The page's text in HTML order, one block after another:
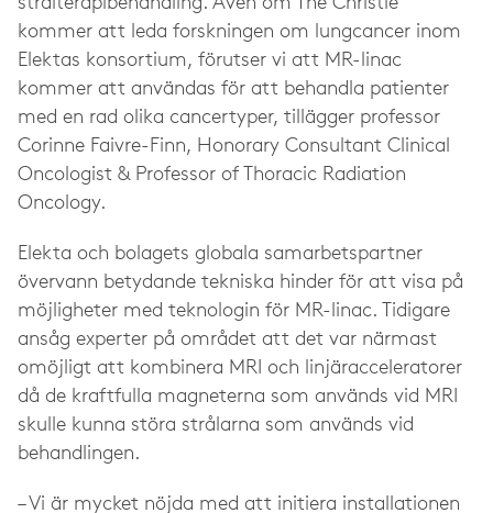
kommer att leda forskningen om lungcancer inom
Elektas konsortium, förutser vi att MR-linac
kommer att användas för att behandla patienter
med en rad olika cancertyper, tillägger professor
Corinne Faivre-Finn, Honorary Consultant Clinical
Oncologist & Professor of Thoracic Radiation
Oncology.
Elekta och bolagets globala samarbetspartner
övervann betydande tekniska hinder för att visa på
möjligheter med teknologin för MR-linac. Tidigare
ansåg experter på området att det var närmast
omöjligt att kombinera MRI och linjäracceleratorer
då de kraftfulla magneterna som används vid MRI
skulle kunna störa strålarna som används vid
behandlingen.
– Vi är mycket nöjda med att initiera installationen